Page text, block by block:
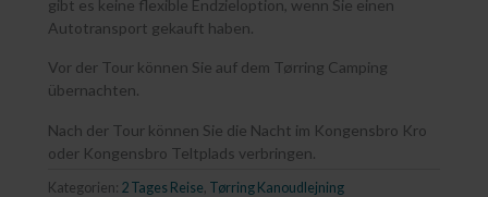
gibt es keine flexible Endzieloption, wenn Sie einen
Autotransport gekauft haben.
Vor der Tour können Sie auf dem Tørring Camping
übernachten.
Nach der Tour können Sie die Nacht im Kongensbro Kro
oder Kongensbro Teltplads verbringen.
Kategorien: 2 Tages Reise, Tørring Kanoudlejning